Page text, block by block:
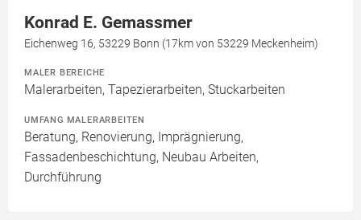
Konrad E. Gemassmer
Eichenweg 16, 53229 Bonn (17km von 53229 Meckenheim)
MALER BEREICHE
Malerarbeiten, Tapezierarbeiten, Stuckarbeiten
UMFANG MALERARBEITEN
Beratung, Renovierung, Imprägnierung,
Fassadenbeschichtung, Neubau Arbeiten,
Durchführung